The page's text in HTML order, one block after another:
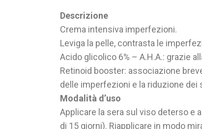
Descrizione
Crema intensiva imperfezioni.
Leviga la pelle, contrasta le
Acido glicolico 6% – A.H.A.: grazie
Retinoid booster: associazione
delle imperfezioni e la riduzione dei
Modalità d’uso
Applicare la sera sul viso deterso e
di 15 giorni). Riapplicare in modo